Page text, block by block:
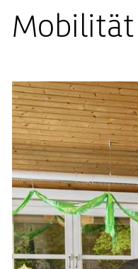
Mobilität